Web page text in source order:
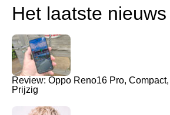
Het laatste nieuws
Review: Oppo Reno16 Pro,
Prijzig